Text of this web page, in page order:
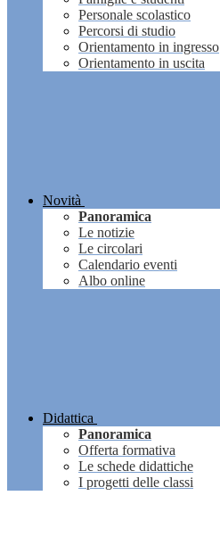
Personale scolastico
Percorsi di studio
Orientamento in ingresso
Orientamento in uscita
Novità
Panoramica
Le notizie
Le circolari
Calendario eventi
Albo online
Didattica
Panoramica
Offerta formativa
Le schede didattiche
I progetti delle classi